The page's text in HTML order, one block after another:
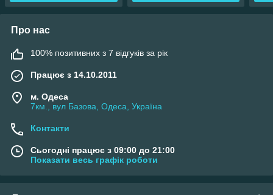
Про нас
100% позитивних з 7 відгуків за рік
Працює з 14.10.2011
м. Одеса
7км., вул Базова, Одеса, Україна
Контакти
Сьогодні працює з 09:00 до 21:00
Показати весь графік роботи